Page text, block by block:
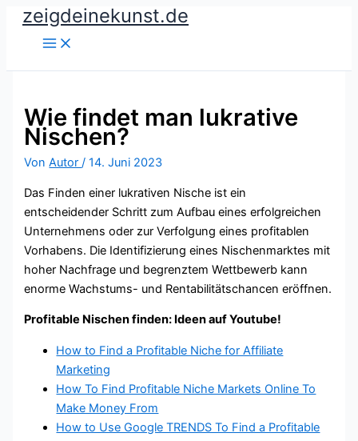
Zumzeigdeinekunst.de
Wie findet man lukrative
Nischen?
VonAutor/14. Juni 2023
Das Finden einer lukrativen Nische ist ein
entscheidender Schritt zum Aufbau eines erfolgreichen
Unternehmens oder zur Verfolgung eines profitablen
Vorhabens. Die Identifizierung eines Nischenmarktes mit
hoher Nachfrage und begrenztem Wettbewerb kann
enorme Wachstums- und Rentabilitätschancen eröffnen.
Profitable Nischen finden: Ideen auf Youtube!
How to Find a Profitable Niche for Affiliate
Marketing
How To Find Profitable Niche Markets Online To
Make Money From
How to Use Google TRENDS To Find a Profitable